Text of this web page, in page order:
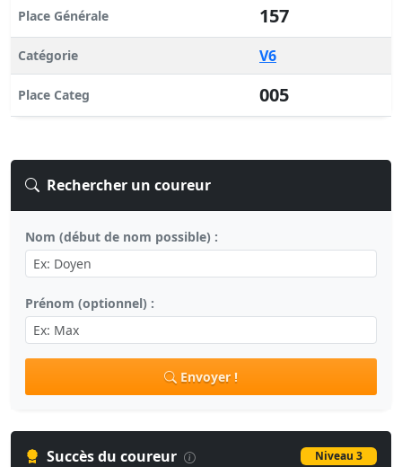
Place Générale 157
Catégorie V6
Place Categ 005
Rechercher un coureur
Nom (début de nom possible) :
Prénom (optionnel) :
Envoyer !
Succès du coureur Niveau 3